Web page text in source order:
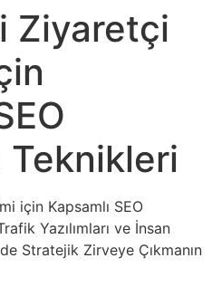
Ziyaretçi
Teknikleri
için Kapsamlı SEO
Yazılımları ve İnsan
Stratejik Zirveye Çıkmanın